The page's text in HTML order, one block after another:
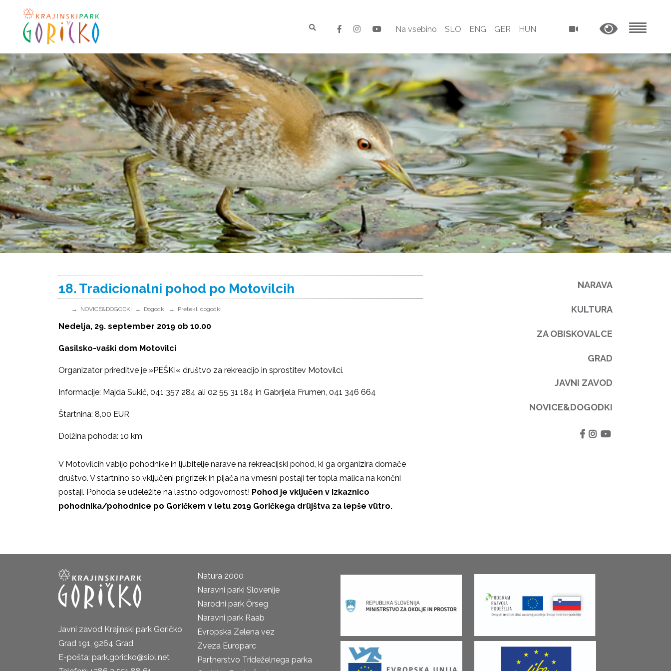
Na vsebino SLO ENG GER HUN
18. Tradicionalni pohod po Motovilcih
NOVICE&DOGODKI Dogodki Pretekli dogodki
Nedelja, 29. september 2019 ob 10.00
Gasilsko-vaški dom Motovilci
Organizator prireditve je »PEŠKI« društvo za rekreacijo in sprostitev Motovilci.
Informacije: Majda Sukič, 041 357 284 ali 02 55 31 184 in Gabrijela Frumen, 041 346 664
Štartnina: 8,00 EUR
Dolžina pohoda: 10 km
V Motovilcih vabijo pohodnike in ljubitelje narave na rekreacijski pohod, ki ga organizira domače
društvo. V startnino so vključeni prigrizek in pijača na vmesni postaji ter topla malica na končni
postaji. Pohoda se udeležite na lastno odgovornost! Pohod je vključen v Izkaznico
pohodnika/pohodnice po Goričkem v letu 2019 Goričkega drüjštva za lepše vütro.
NARAVA
KULTURA
ZA OBISKOVALCE
GRAD
JAVNI ZAVOD
NOVICE&DOGODKI
Javni zavod Krajinski park Goričko
Grad 191, 9264 Grad
E-pošta: park.goricko@siol.net
Natura 2000
Naravni parki Slovenije
Narodni park Őrseg
Naravni park Raab
Evropska Zelena vez
Zveza Europarc
Partnerstvo Trideželnega parka